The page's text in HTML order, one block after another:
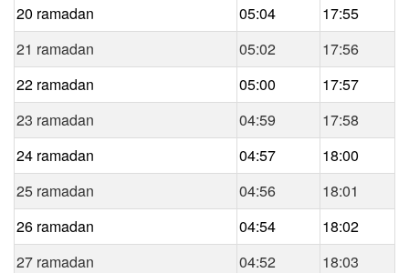
20 ramadan
05:04
17:55
21 ramadan
05:02
17:56
22 ramadan
05:00
17:57
23 ramadan
04:59
17:58
24 ramadan
04:57
18:00
25 ramadan
04:56
18:01
26 ramadan
04:54
18:02
27 ramadan
04:52
18:03